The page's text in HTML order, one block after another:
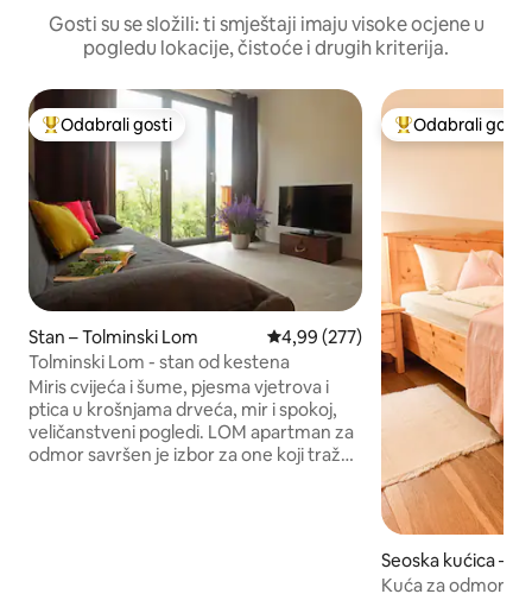
Gosti su se složili: ti smještaji imaju visoke ocjene u
pogledu lokacije, čistoće i drugih kriterija.
Među najviše rangiranima s oznakom „Odabrali gosti”
Odabrali gosti
Stan – Tolminski Lom Prosječna ocjena: 4,99/5,
4,99 (277)
Tolminski Lom - stan od kestena
Miris cvijeća i šume, pjesma vjetrova i
ptica u krošnjama drveća, mir i spokoj,
veličanstveni pogledi. LOM apartman za
odmor savršen je izbor za one koji traže
Među najviše
Odabrali gosti
Seoska kućica –
Kuća za odmor s